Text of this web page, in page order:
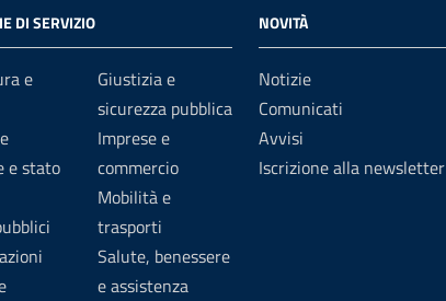
DI SERVIZIO
e
e stato
Giustizia e
sicurezza pubblica
Imprese e
commercio
Mobilità e
trasporti
Salute, benessere
e assistenza
NOVITÀ
Notizie
Comunicati
Avvisi
Iscrizione alla newsletter